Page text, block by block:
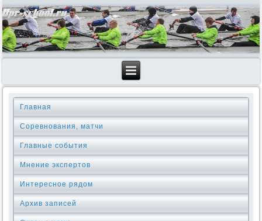
Главная
Соревнования, матчи
Главные события
Мнение экспертов
Интересное рядом
Архив записей